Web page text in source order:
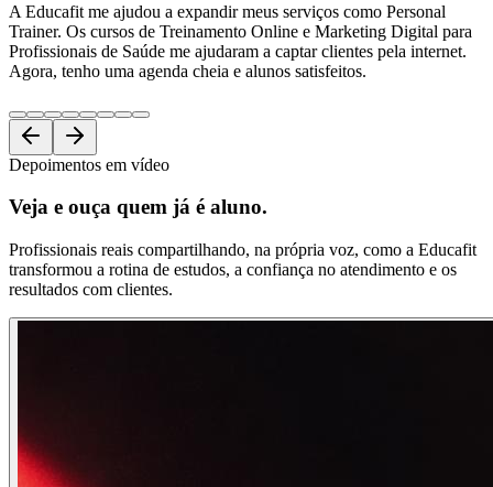
A Educafit me ajudou a expandir meus serviços como Personal
Trainer. Os cursos de Treinamento Online e Marketing Digital para
Profissionais de Saúde me ajudaram a captar clientes pela internet.
Agora, tenho uma agenda cheia e alunos satisfeitos.
Depoimentos em vídeo
Veja e ouça quem já é aluno.
Profissionais reais compartilhando, na própria voz, como a Educafit
transformou a rotina de estudos, a confiança no atendimento e os
resultados com clientes.